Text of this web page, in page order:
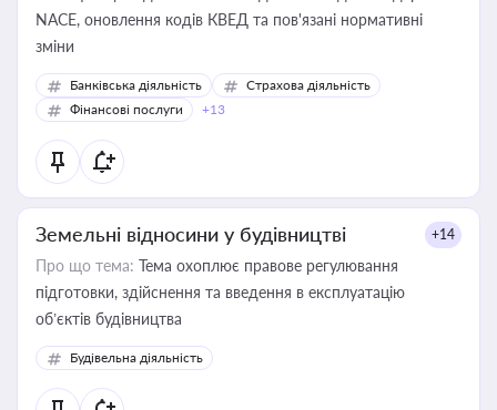
NACE, оновлення кодів КВЕД та пов'язані нормативні
зміни
Банківська діяльність
Страхова діяльність
Фінансові послуги
+13
Земельні відносини у будівництві +14
Про що тема: Тема охоплює правове регулювання
підготовки, здійснення та введення в експлуатацію
об’єктів будівництва
Будівельна діяльність